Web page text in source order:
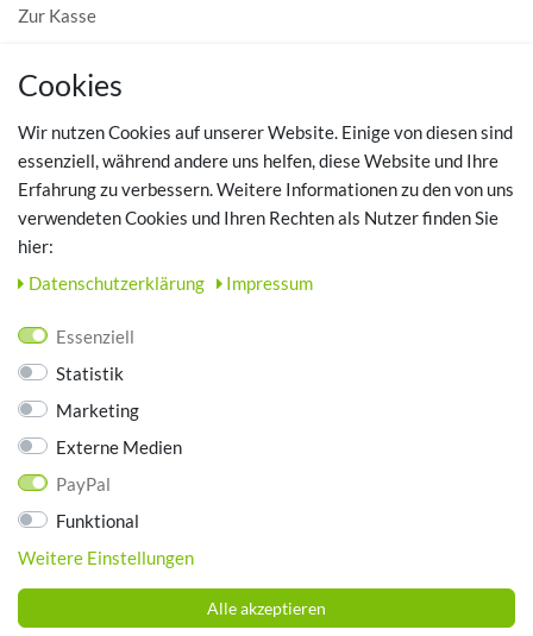
Zur Kasse
MEIN KONTO
TOP SCHUHTHEMEN
Hausschuhe - Bequeme Schuhe für zuhause
Datenschutz
AGB
Impressum
ZAHLUNGSARTEN
Cookies
Wir nutzen Cookies auf unserer Website. Einige von diesen sind
essenziell, während andere uns helfen, diese Website und Ihre
Erfahrung zu verbessern. Weitere Informationen zu den von uns
verwendeten Cookies und Ihren Rechten als Nutzer finden Sie
hier:
Daten­schutz­erklärung
Impressum
Essenziell
Statistik
Marketing
Externe Medien
PayPal
Funktional
Weitere Einstellungen
Alle akzeptieren